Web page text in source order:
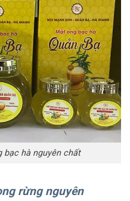
hà nguyên chất
rừng nguyên